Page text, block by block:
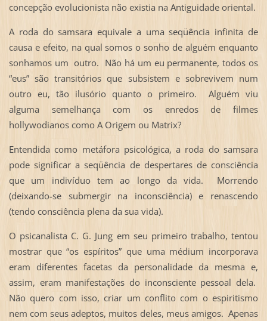
concepção evolucionista não existia na Antiguidade oriental.
A roda do samsara equivale a uma seqüência infinita de
causa e efeito, na qual somos o sonho de alguém enquanto
sonhamos um outro. Não há um eu permanente, todos os
“eus” são transitórios que subsistem e sobrevivem num
outro eu, tão ilusório quanto o primeiro. Alguém viu
alguma semelhança com os enredos de filmes
hollywodianos como A Origem ou Matrix?
Entendida como metáfora psicológica, a roda do samsara
pode significar a seqüência de despertares de consciência
que um indivíduo tem ao longo da vida. Morrendo
(deixando-se submergir na inconsciência) e renascendo
(tendo consciência plena da sua vida).
O psicanalista C. G. Jung em seu primeiro trabalho, tentou
mostrar que “os espíritos” que uma médium incorporava
eram diferentes facetas da personalidade da mesma e,
assim, eram manifestações do inconsciente pessoal dela.
Não quero com isso, criar um conflito com o espiritismo
nem com seus adeptos, muitos deles, meus amigos. Apenas